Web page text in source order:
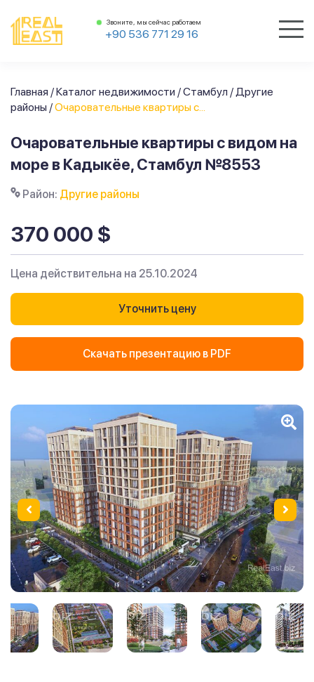
Звоните, мы сейчас работаем
+90 536 771 29 16
Главная /Каталог недвижимости /Стамбул /Другие
районы /Очаровательные квартиры с...
Очаровательные квартиры с видом на
море в Кадыкёе, Стамбул №8553
Район: Другие районы
370 000 $
Цена действительна на 25.10.2024
Уточнить цену
Скачать презентацию в PDF